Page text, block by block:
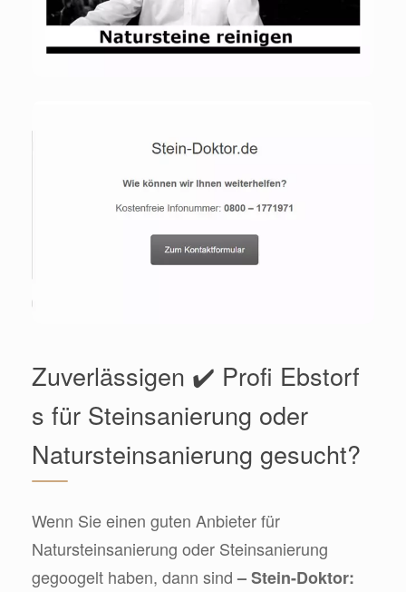
Zuverlässigen ✔️ Profi Ebstorf
s für Steinsanierung oder
Natursteinsanierung gesucht?
Wenn Sie einen guten Anbieter für
Natursteinsanierung oder Steinsanierung
gegoogelt haben, dann sind– Stein-Doktor: